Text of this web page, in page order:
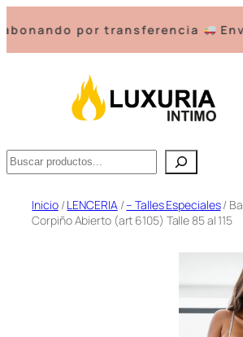
por transferencia Envío
Buscar
SaltarInicio/LENCERIA/– Talles Especiales/
Corpiño Abierto (art 6105) Talle 85 al 115